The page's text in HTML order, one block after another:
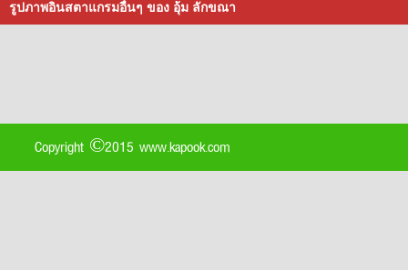
รูปภาพอินสตาแกรมอื่นๆ ของ อุ้ม ลักขณา
Copyright ©2015 www.kapook.com